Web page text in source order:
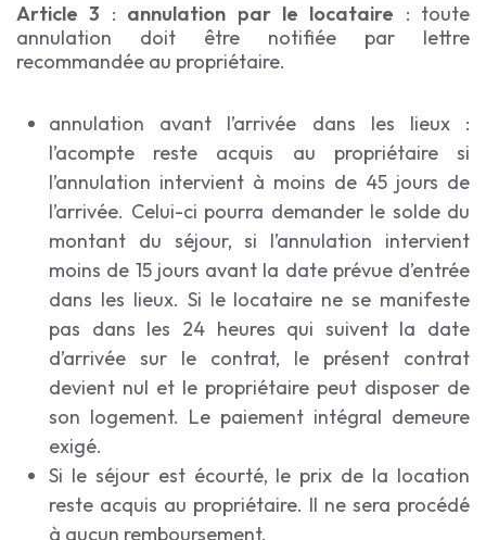
Article 3 : annulation par le locataire : toute
annulation doit être notifiée par lettre
recommandée au propriétaire.
annulation avant l’arrivée dans les lieux :
l’acompte reste acquis au propriétaire si
l’annulation intervient à moins de 45 jours de
l’arrivée. Celui-ci pourra demander le solde du
montant du séjour, si l’annulation intervient
moins de 15 jours avant la date prévue d’entrée
dans les lieux. Si le locataire ne se manifeste
pas dans les 24 heures qui suivent la date
d’arrivée sur le contrat, le présent contrat
devient nul et le propriétaire peut disposer de
son logement. Le paiement intégral demeure
exigé.
Si le séjour est écourté, le prix de la location
reste acquis au propriétaire. Il ne sera procédé
à aucun remboursement.